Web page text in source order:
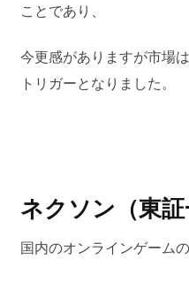
ことであり、
今更感がありますが市場
トリガーとなりました。
ネクソン（東証
国内のオンラインゲームの